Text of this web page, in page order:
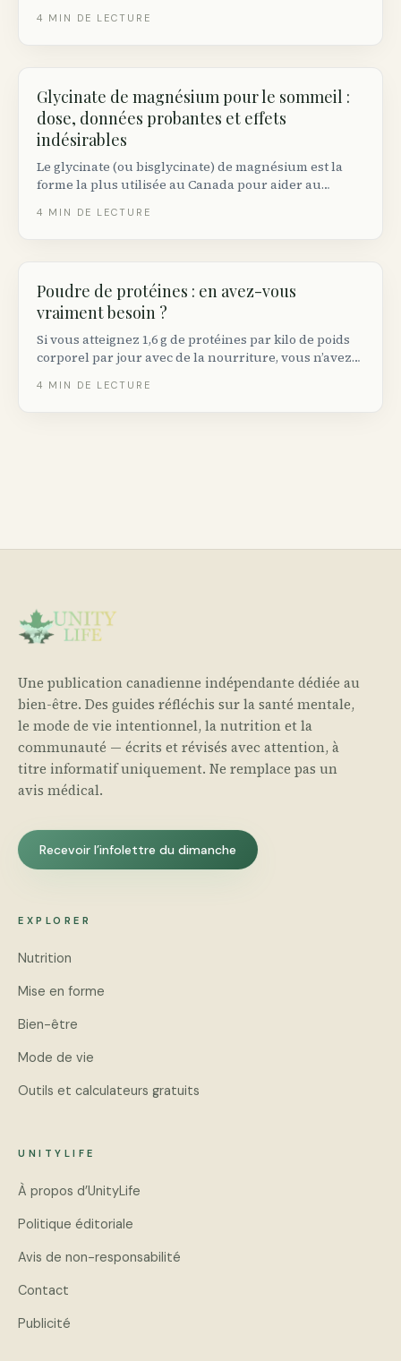
et les précautions à connaître au Canada.
4 MIN DE LECTURE
Glycinate de magnésium pour le sommeil :
dose, données probantes et effets
indésirables
Le glycinate (ou bisglycinate) de magnésium est la
forme la plus utilisée au Canada pour aider au
cliniques, le moment idéal de prise et les précautions.
4 MIN DE LECTURE
Poudre de protéines : en avez-vous
vraiment besoin ?
Si vous atteignez 1,6 g de protéines par kilo de poids
corporel par jour avec de la nourriture, vous n’avez
options vendues au Canada.
4 MIN DE LECTURE
Une publication canadienne indépendante dédiée au
bien-être. Des guides réfléchis sur la santé mentale,
le mode de vie intentionnel, la nutrition et la
communauté — écrits et révisés avec attention, à
titre informatif uniquement. Ne remplace pas un
avis médical.
Recevoir l’infolettre du dimanche
EXPLORER
Nutrition
Mise en forme
Bien-être
Mode de vie
Outils et calculateurs gratuits
UNITYLIFE
À propos d’UnityLife
Politique éditoriale
Avis de non-responsabilité
Contact
Publicité